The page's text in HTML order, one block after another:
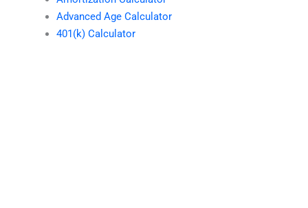
Advanced Age Calculator
401(k) Calculator